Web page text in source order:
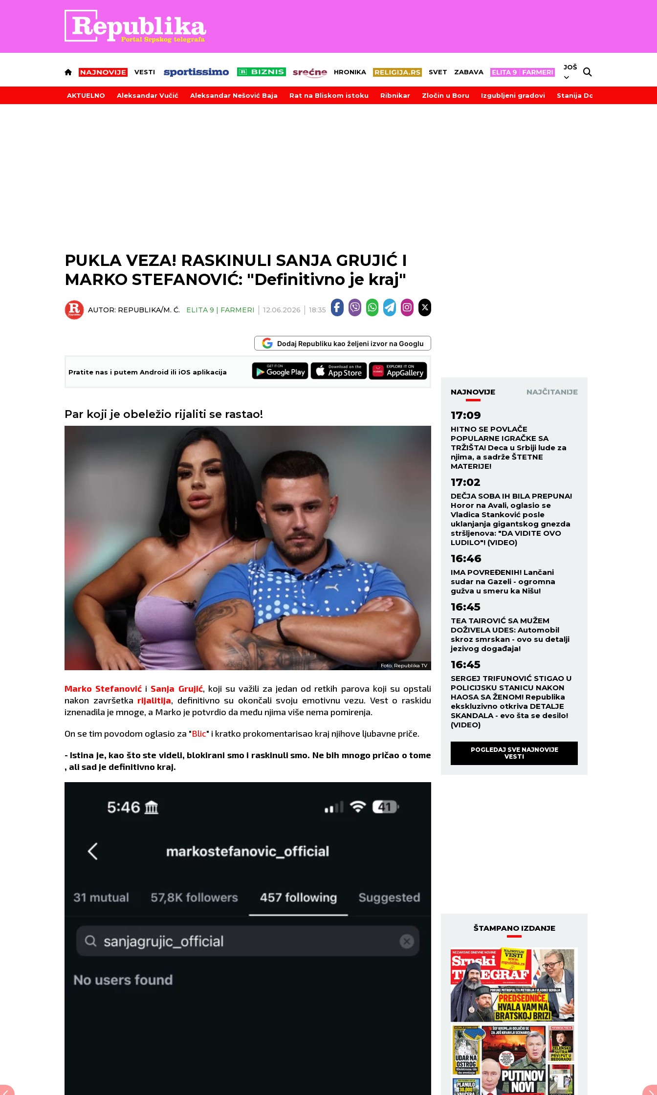
VESTI HRONIKA SVET ZABAVA
JOŠ
AKTUELNO Aleksandar Vučić Aleksandar Nešović Baja Rat na Bliskom istoku Ribnikar Zločin u Boru Izgubljeni gradovi Stanija Dobrojević
PUKLA VEZA! RASKINULI SANJA GRUJIĆ I
MARKO STEFANOVIĆ: "Definitivno je kraj"
AUTOR: REPUBLIKA/M. Ć. ELITA 9 | FARMERI 12.06.2026 18:35
Dodaj Republiku kao željeni izvor na Googlu
Pratite nas i putem Android ili iOS aplikacija
Par koji je obeležio rijaliti se rastao!
Foto: Republika TV
Marko Stefanović i Sanja Grujić, koji su važili za jedan od retkih parova koji su opstali
nakon završetka rijalitija, definitivno su okončali svoju emotivnu vezu. Vest o raskidu
iznenadila je mnoge, a Marko je potvrdio da među njima više nema pomirenja.
On se tim povodom oglasio za "Blic" i kratko prokomentarisao kraj njihove ljubavne priče.
- Istina je, kao što ste videli, blokirani smo i raskinuli smo. Ne bih mnogo pričao o tome
, ali sad je definitivno kraj.
NAJNOVIJE NAJČITANIJE
17:09
HITNO SE POVLAČE
POPULARNE IGRAČKE SA
TRŽIŠTA! Deca u Srbiji lude za
njima, a sadrže ŠTETNE
MATERIJE!
17:02
DEČJA SOBA IH BILA PREPUNA!
Horor na Avali, oglasio se
Vladica Stanković posle
uklanjanja gigantskog gnezda
stršljenova: "DA VIDITE OVO
LUDILO"! (VIDEO)
16:46
IMA POVREĐENIH! Lančani
sudar na Gazeli - ogromna
gužva u smeru ka Nišu!
16:45
TEA TAIROVIĆ SA MUŽEM
DOŽIVELA UDES: Automobil
skroz smrskan - ovo su detalji
jezivog događaja!
16:45
SERGEJ TRIFUNOVIĆ STIGAO U
POLICIJSKU STANICU NAKON
HAOSA SA ŽENOM! Republika
ekskluzivno otkriva DETALJE
SKANDALA - evo šta se desilo!
(VIDEO)
POGLEDAJ SVE NAJNOVIJE
VESTI
ŠTAMPANO IZDANJE